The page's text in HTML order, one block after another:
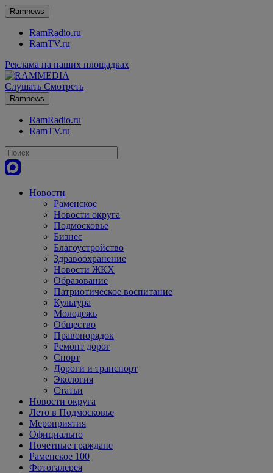
Ramnews
RamRadio.ru
RamTV.ru
Реклама на наших площадках
Слушать Смотреть
Ramnews
RamRadio.ru
RamTV.ru
Новости
Раменское
Новости округа
Подмосковье
Бизнес
Благоустройство
Здравоохранение
Новости ЖКХ
Образование
Патриотическое воспитание
Культура
Молодежь
Общество
Правопорядок
Ремонт дорог
Спорт
Дороги и транспорт
Экология
Статьи
Новости округа
Лето в Подмосковье
Мероприятия
Официально
Почетные граждане
Раменское 100
Фотогалерея